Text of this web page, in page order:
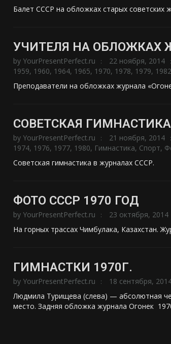
Балет СССР на обложках старых советских
УЧИТЕЛЯ НА ОБЛОЖКАХ
by YourPresentPerfect.ru 22 ноября, 2014
1959, 1960, 1964, 1965, 1970, 1978, 1979, 1982
Преподаватели на обложках журнала
СОВЕТСКАЯ ГИМНАСТИКА
by YourPresentPerfect.ru 21 ноября, 2014
1974, 1976, 1977, 1980, Гимнастика, Спорт,
Советская гимнастика в журналах СССР.
ФОТО СССР 1970 ГОД
by YourPresentPerfect.ru 23 октября, 2014
На горных трассах Чимбулака, Казахстан.
ГИМНАСТКИ 1970Г.
by YourPresentPerfect.ru 18 сентября,
Людмила Турищева (слева) — абсолютная
место. Задняя обложка журнала Огонек